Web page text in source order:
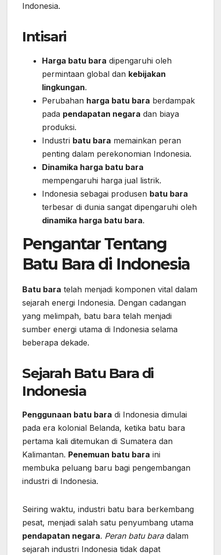
Indonesia.
Intisari
Harga batu bara dipengaruhi oleh
permintaan global dan kebijakan
lingkungan.
Perubahan harga batu bara berdampak
pada pendapatan negara dan biaya
produksi.
Industri batu bara memainkan peran
penting dalam perekonomian Indonesia.
Dinamika harga batu bara
mempengaruhi harga jual listrik.
Indonesia sebagai produsen batu bara
terbesar di dunia sangat dipengaruhi oleh
dinamika harga batu bara.
Pengantar Tentang
Batu Bara di Indonesia
Batu bara telah menjadi komponen vital dalam
sejarah energi Indonesia. Dengan cadangan
yang melimpah, batu bara telah menjadi
sumber energi utama di Indonesia selama
beberapa dekade.
Sejarah Batu Bara di
Indonesia
Penggunaan batu bara di Indonesia dimulai
pada era kolonial Belanda, ketika batu bara
pertama kali ditemukan di Sumatera dan
Kalimantan. Penemuan batu bara ini
membuka peluang baru bagi pengembangan
industri di Indonesia.
Seiring waktu, industri batu bara berkembang
pesat, menjadi salah satu penyumbang utama
pendapatan negara. Peran batu baradalam
sejarah industri Indonesia tidak dapat